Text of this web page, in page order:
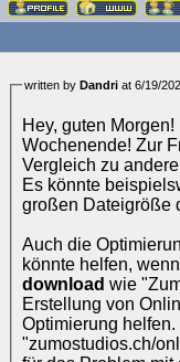
written by Dandriat 6/19/
Hey, guten
Wochenende! Zur
Vergleich zu
Es könnte
großen Dateigröße
Auch die
könnte helfen,
download wie
Erstellung von
Optimierung
"zumostudios.ch/